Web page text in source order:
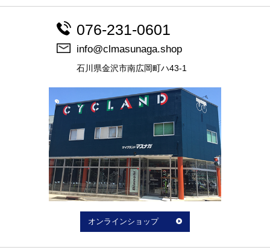
076-231-0601
info@clmasunaga.shop
石川県金沢市南広岡町ハ43-1
オンラインショップ